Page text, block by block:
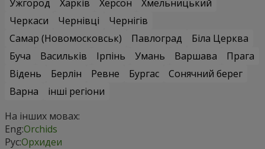
Ужгород
Харків Херсон
Хмельницький
Черкаси
Чернівці
Чернігів
Самар (Новомосковськ)
Павлоград
Біла Церква
Буча
Васильків Ірпінь Умань Варшава
Прага
Відень
Берлін Ревне Бургас
Сонячний берег
Варна
інші регіони
На інших мовах:
Eng:Orchids
Рус:Орхидеи